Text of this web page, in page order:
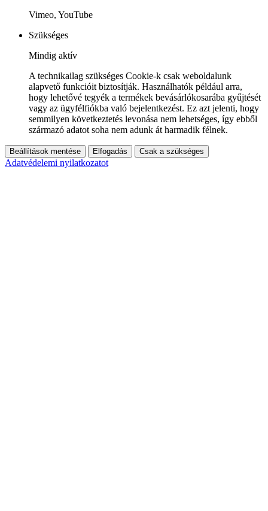
Vimeo, YouTube
Szükséges
Mindig aktív
A technikailag szükséges Cookie-k csak weboldalunk
alapvető funkcióit biztosítják. Használhatók például arra,
hogy lehetővé tegyék a termékek bevásárlókosarába gyűjtését
vagy az ügyfélfiókba való bejelentkezést. Ez azt jelenti, hogy
semmilyen következtetés levonása nem lehetséges, így ebből
származó adatot soha nem adunk át harmadik félnek.
Beállítások mentése Elfogadás Csak a szükséges
Adatvédelemi nyilatkozatot